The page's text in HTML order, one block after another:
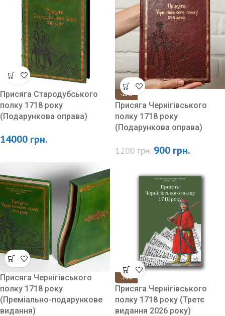
Присяга Стародубського
полку 1718 року
(Подарункова оправа)
14000 грн.
-25%
Присяга Чернігівського
полку 1718 року
(Подарункова оправа)
1200грн. 900 грн.
Присяга Чернігівського
полку 1718 року
(Преміально-подарункове
видання)
-20%
Присяга Чернігівського
полку 1718 року (Третє
видання 2026 року)